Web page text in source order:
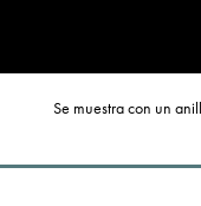
Se muestra con un